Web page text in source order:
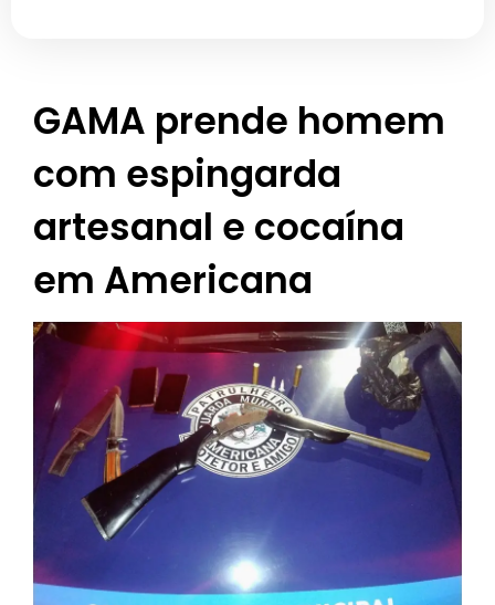
GAMA prende homem
com espingarda
artesanal e cocaína
em Americana